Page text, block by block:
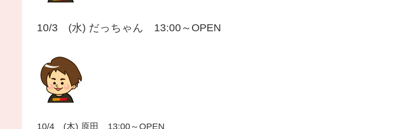
10/3 (水) だっちゃん 13:00～OPEN
10/4 (木) 原田 13:00～OPEN